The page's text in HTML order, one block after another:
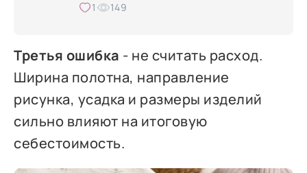
1 149
Третья ошибка - не считать расход.
Ширина полотна, направление
рисунка, усадка и размеры изделий
сильно влияют на итоговую
себестоимость.